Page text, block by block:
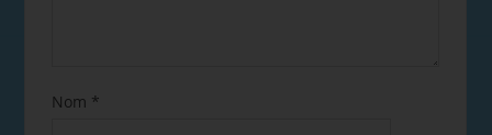
Nom *